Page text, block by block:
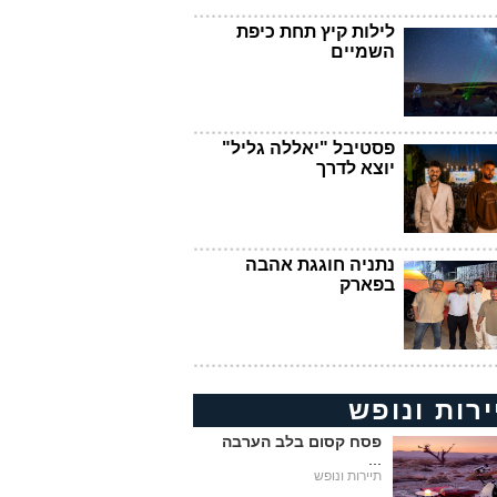
לילות קיץ תחת כיפת
השמיים
פסטיבל "יאללה גליל"
יוצא לדרך
נתניה חוגגת אהבה
בפארק
ונופש
פסח קסום בלב הערבה
תיירות ונופש